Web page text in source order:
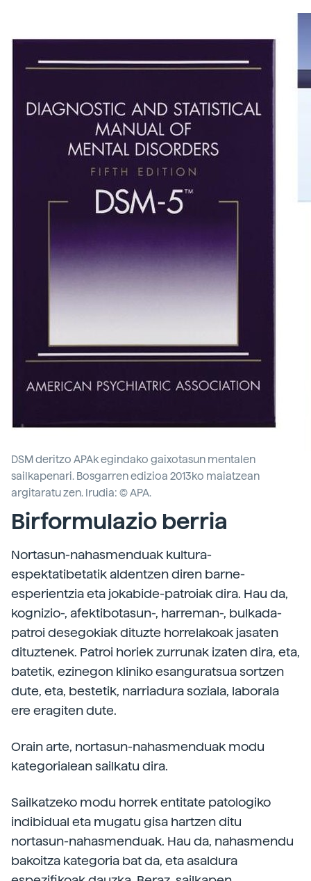
DSM deritzo APAk egindako gaixotasun mentalen
sailkapenari. Bosgarren edizioa 2013ko maiatzean
argitaratu zen. Irudia: © APA.
Birformulazio berria
Nortasun-nahasmenduak kultura-
espektatibetatik aldentzen diren barne-
esperientzia eta jokabide-patroiak dira. Hau da,
kognizio-, afektibotasun-, harreman-, bulkada-
patroi desegokiak dituzte horrelakoak jasaten
dituztenek. Patroi horiek zurrunak izaten dira, eta,
batetik, ezinegon kliniko esanguratsua sortzen
dute, eta, bestetik, narriadura soziala, laborala
ere eragiten dute.
Orain arte, nortasun-nahasmenduak modu
kategorialean sailkatu dira.
Sailkatzeko modu horrek entitate patologiko
indibidual eta mugatu gisa hartzen ditu
nortasun-nahasmenduak. Hau da, nahasmendu
bakoitza kategoria bat da, eta asaldura